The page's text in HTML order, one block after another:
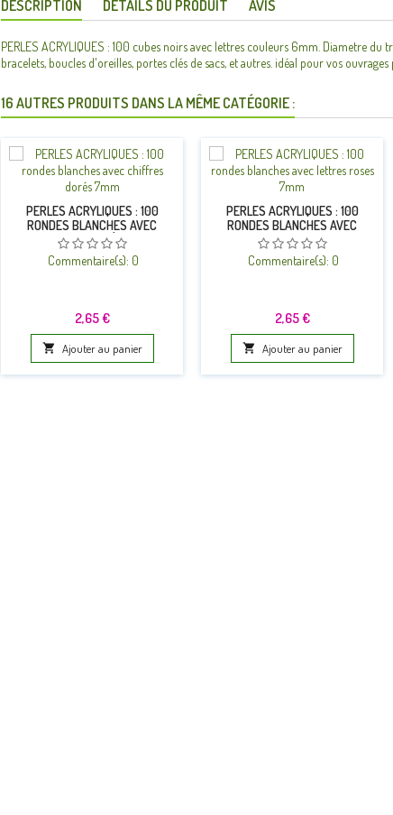
DESCRIPTION DÉTAILS DU PRODUIT AVIS
PERLES ACRYLIQUES : 100 cubes noirs avec lettres couleurs 6mm. Diametre
bracelets, boucles d'oreilles, portes clés de sacs, et autres. idéal pour vos
16 AUTRES PRODUITS DANS LA MÊME CATÉGORIE :
PERLES ACRYLIQUES : 100
RONDES BLANCHES AVEC
CHIFFRES DORÉS 7MM
Commentaire(s): 0
Prix
2,65 €
 Ajouter au panier
PERLES ACRYLIQUES : 100
RONDES BLANCHES AVEC
LETTRES ROSES 7MM
Commentaire(s): 0
Prix
2,65 €
 Ajouter au panier